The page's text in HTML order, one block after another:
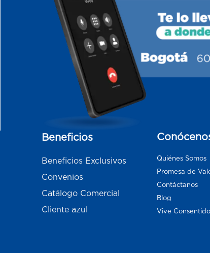
Beneficios
Beneficios Exclusivos
Convenios
Catálogo Comercial
Cliente azul
Quiénes Somos
Promesa de
Contáctanos
Blog
Vive Consentido